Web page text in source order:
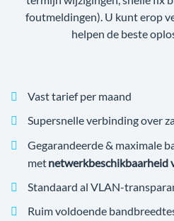
foutmeldingen). U kunt erop
helpen de beste
Vast tarief per maand
Supersnelle verbinding over
Gegarandeerde & maximale
metnetwerkbeschikbaarheid
Standaard al VLAN-
Ruim voldoende